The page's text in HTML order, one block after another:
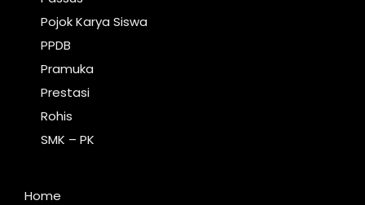
Pojok Karya Siswa
PPDB
Pramuka
Prestasi
Rohis
SMK – PK
Home